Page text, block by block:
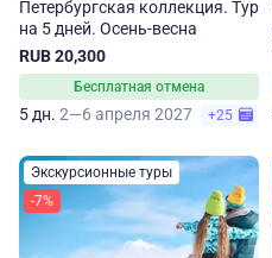
Петербургская коллекция. Тур
на 5 дней. Осень-весна
RUB 20,300
Бесплатная отмена
5 дн. 2—6 апреля 2027 +25
Экскурсионные туры
-7%